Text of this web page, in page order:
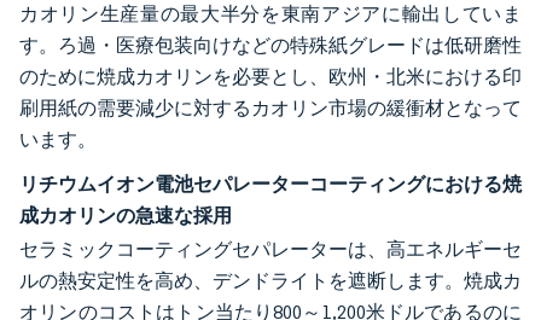
カオリン生産量の最大半分を東南アジアに輸出していま
す。ろ過・医療包装向けなどの特殊紙グレードは低研磨性
のために焼成カオリンを必要とし、欧州・北米における印
刷用紙の需要減少に対するカオリン市場の緩衝材となって
います。
リチウムイオン電池セパレーターコーティングにおける焼
成カオリンの急速な採用
セラミックコーティングセパレーターは、高エネルギーセ
ルの熱安定性を高め、デンドライトを遮断します。焼成カ
オリンのコストはトン当たり800～1,200米ドルであるのに